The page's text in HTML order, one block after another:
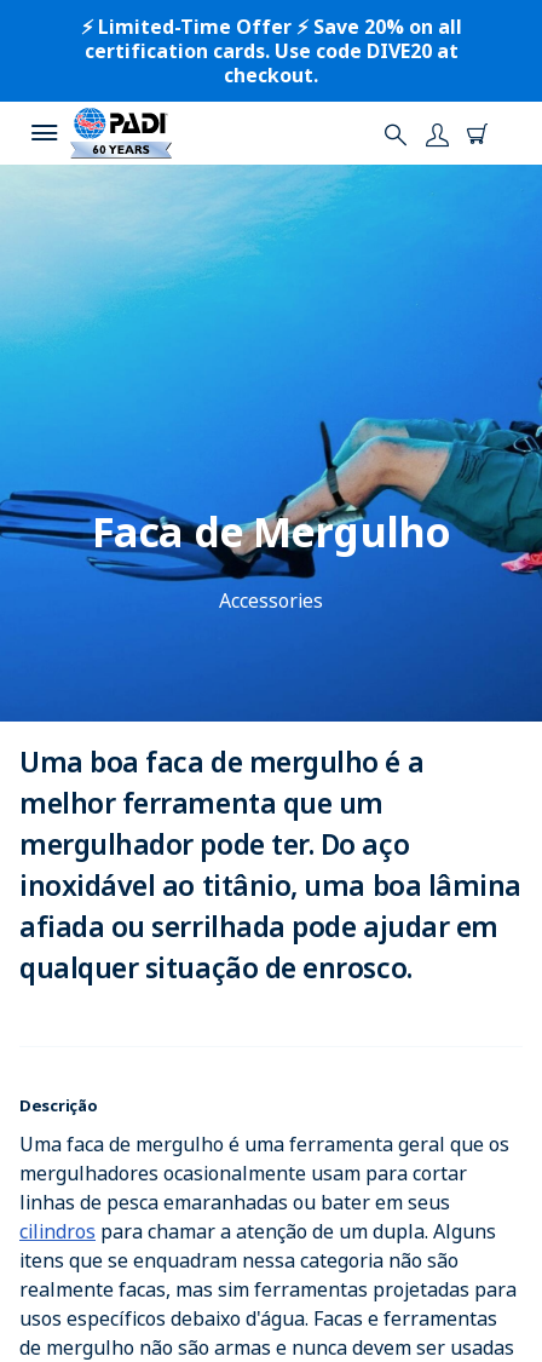
⚡️ Limited-Time Offer ⚡️ Save 20% on all
certification cards. Use code DIVE20 at
checkout.
Faca de Mergulho
Accessories
Uma boa faca de mergulho é a
melhor ferramenta que um
mergulhador pode ter. Do aço
inoxidável ao titânio, uma boa lâmina
afiada ou serrilhada pode ajudar em
qualquer situação de enrosco.
Descrição
Uma faca de mergulho é uma ferramenta geral que os
mergulhadores ocasionalmente usam para cortar
linhas de pesca emaranhadas ou bater em seus
cilindros para chamar a atenção de um dupla. Alguns
itens que se enquadram nessa categoria não são
realmente facas, mas sim ferramentas projetadas para
usos específicos debaixo d'água. Facas e ferramentas
de mergulho não são armas e nunca devem ser usadas